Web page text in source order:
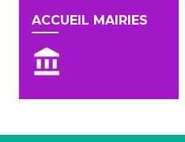
ACCUEIL MAIRIES
account_balance